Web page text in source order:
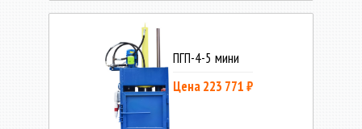
ПГП-4-5 мини
Цена 223 771 ₽